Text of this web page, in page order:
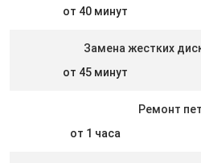
от 40 минут
Замена жестких
от 45 минут
Ремонт
от 1 часа